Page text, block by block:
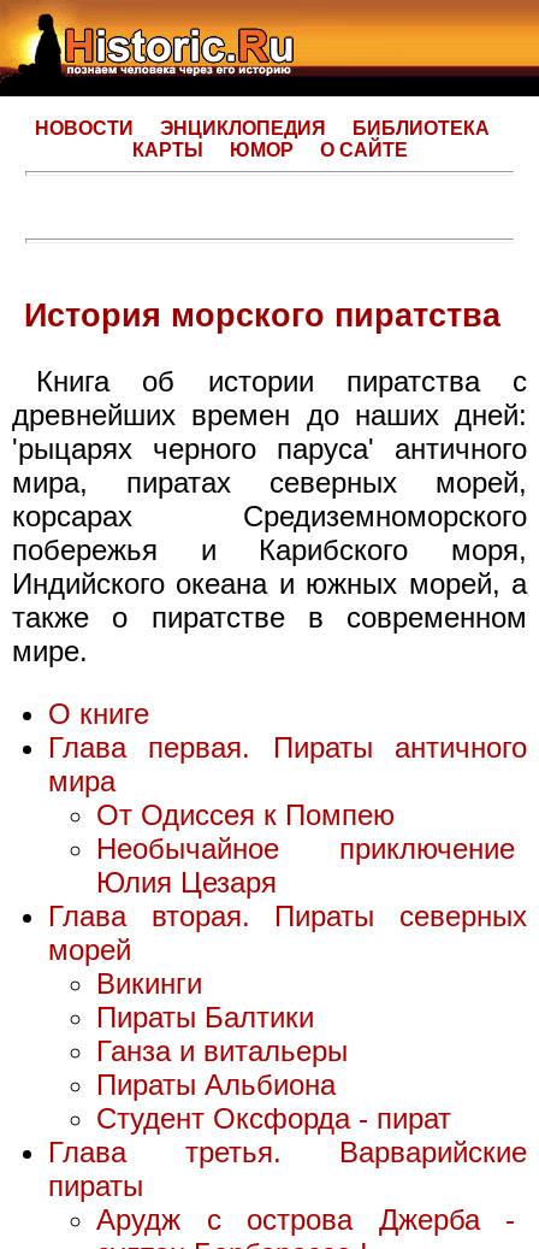
НОВОСТИ ЭНЦИКЛОПЕДИЯ
БИБЛИОТЕКА
КАРТЫ
ЮМОР О САЙТЕ
История морского пиратства
Книга об истории пиратства с
древнейших времен до наших дней:
'рыцарях черного паруса' античного
мира, пиратах северных морей,
корсарах Средиземноморского
побережья и Карибского моря,
Индийского океана и южных морей, а
также о пиратстве в современном
мире.
О книге
Глава первая. Пираты античного
мира
От Одиссея к Помпею
Необычайное приключение
Юлия Цезаря
Глава вторая. Пираты северных
морей
Викинги
Пираты Балтики
Ганза и витальеры
Пираты Альбиона
Студент Оксфорда - пират
Глава третья. Варварийские
пираты
Арудж с острова Джерба -